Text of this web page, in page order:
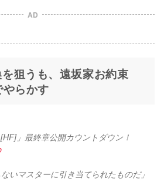
AD
狙うも、遠坂家お約束
らかす
」最終章公開カウントダウン！
いマスターに引き当てられたものだ」